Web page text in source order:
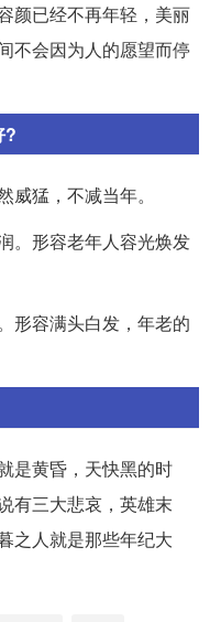
颜已经不再年轻，美丽
不会因为人的愿望而停
?
威猛，不减当年。
。形容老年人容光焕发
形容满头白发，年老的
是黄昏，天快黑的时
有三大悲哀，英雄末
之人就是那些年纪大